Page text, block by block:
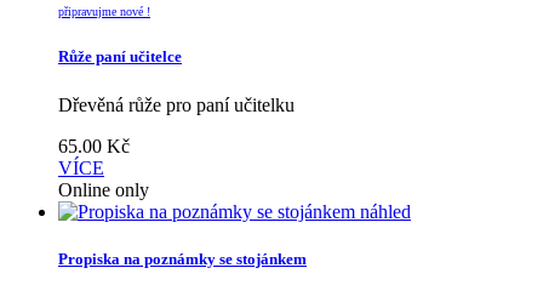
připravujme nové !
Růže paní učitelce
Dřevěná růže pro paní učitelku
65.00 Kč
VÍCE
Online only
náhled
Propiska na poznámky se stojánkem